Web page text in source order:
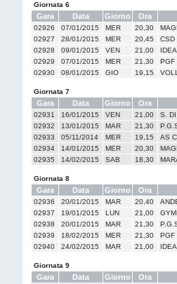
Giornata 6
Gara Data Giorno Ora
02926 07/01/2015 MER 20,30
02927 28/01/2015 MER 20,45 CSD
02928 09/01/2015 VEN 21,00
02929 07/01/2015 MER 21,30 PGF
02930 08/01/2015 GIO 19,15
Giornata 7
Gara Data Giorno Ora
02931 16/01/2015 VEN 21,00 S.
02932 13/01/2015 MAR 21,30
02933 05/11/2014 MER 19,15 AS
02934 14/01/2015 MER 20,30
02935 14/02/2015 SAB 18,30
Giornata 8
Gara Data Giorno Ora
02936 20/01/2015 MAR 20,40
02937 19/01/2015 LUN 21,00
02938 20/01/2015 MAR 21,30
02939 18/02/2015 MER 21,30 PGF
02940 24/02/2015 MAR 21,00
Giornata 9
Gara Data Giorno Ora